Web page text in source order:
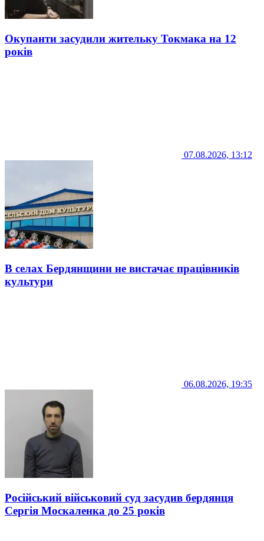
Окупанти засудили жительку Токмака на 12
років
07.08.2026, 13:12
В селах Бердянщини не вистачає працівників
культури
06.08.2026, 19:35
Російський військовий суд засудив бердянця
Сергія Москаленка до 25 років